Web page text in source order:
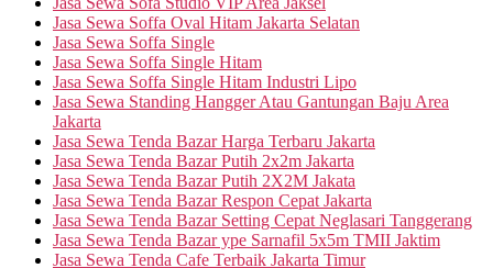
Jasa Sewa Soffa Oval Hitam Jakarta Selatan
Jasa Sewa Soffa Single
Jasa Sewa Soffa Single Hitam
Jasa Sewa Soffa Single Hitam Industri Lipo
Jasa Sewa Standing Hangger Atau Gantungan Baju Area
Jakarta
Jasa Sewa Tenda Bazar Harga Terbaru Jakarta
Jasa Sewa Tenda Bazar Putih 2x2m Jakarta
Jasa Sewa Tenda Bazar Putih 2X2M Jakata
Jasa Sewa Tenda Bazar Respon Cepat Jakarta
Jasa Sewa Tenda Bazar Setting Cepat Neglasari Tanggerang
Jasa Sewa Tenda Bazar ype Sarnafil 5x5m TMII Jaktim
Jasa Sewa Tenda Cafe Terbaik Jakarta Timur